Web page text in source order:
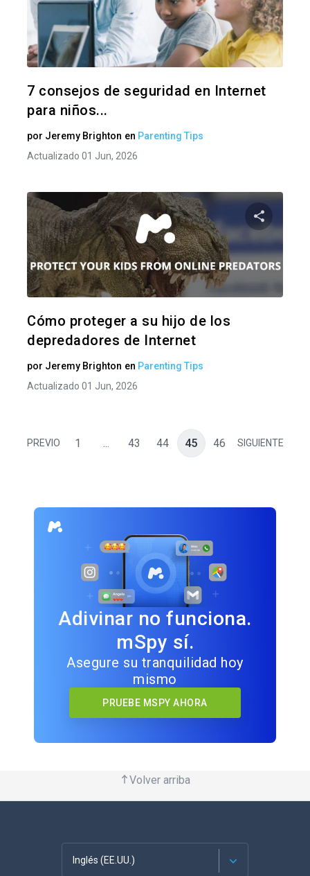
7 consejos de seguridad en Internet
para niños...
por Jeremy Brighton en Parenting Tips
Actualizado 01 Jun, 2026
Cómo proteger a su hijo de los
depredadores de Internet
por Jeremy Brighton en Parenting Tips
Actualizado 01 Jun, 2026
PREVIO 1 ... 43 44 45 46 SIGUIENTE
Adivinar no funciona.
mSpy sí.
Asegure su tranquilidad hoy
mismo
PRUEBE MSPY AHORA
Volver arriba
Inglés (EE.UU.)